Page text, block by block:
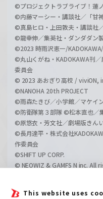
This website uses
©プロジェクトラブライブ！蓮
©内藤マーシー・講談社／「甘
©真島ヒロ・上田敦夫・講談社
©龍幸伸／集英社・ダンダダン
©2023 時雨沢恵一/
©丸山くがね・KADOKAWA刊
委員会
© 2023 あおぎり高校 / viviON,
©NANOHA 20th PROJECT
©雨森たきび／小学館／マケイ
©防衛隊第３部隊 ©松本直也／
©原悠衣・芳文社／劇場版きん
©長月達平・株式会社
作委員会
©SHIFT UP CORP.
© NEOWIZ & GAMFS N inc. All
©GIRLS und PANZER Film